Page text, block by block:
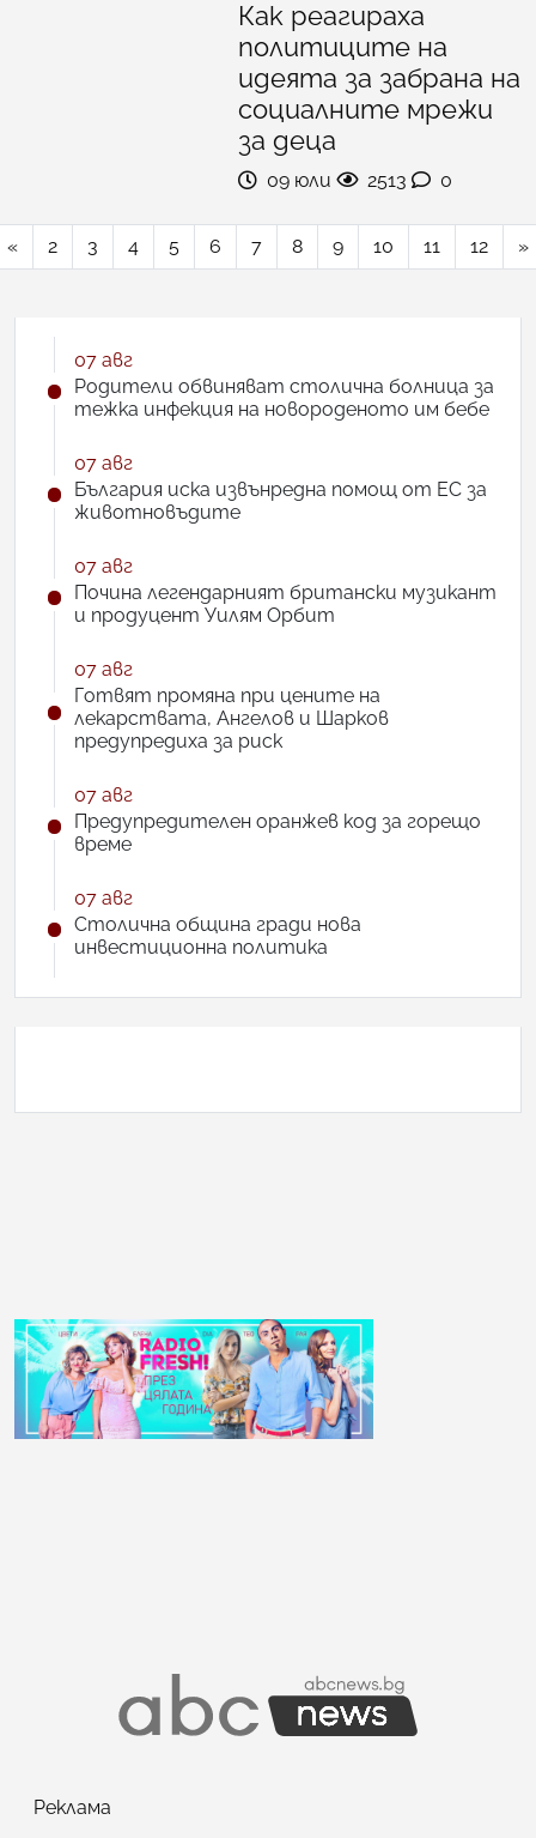
Как реагираха
политиците на
идеята за забрана на
социалните мрежи
за деца
09 юли 2513 0
« 2 3 4 5 6 7 8 9 10 11 12 »
07 авг
Родители обвиняват столична болница за
тежка инфекция на новороденото им бебе
07 авг
България иска извънредна помощ от ЕС за
животновъдите
07 авг
Почина легендарният британски музикант
и продуцент Уилям Орбит
07 авг
Готвят промяна при цените на
лекарствата, Ангелов и Шарков
предупредиха за риск
07 авг
Предупредителен оранжев код за горещо
време
07 авг
Столична община гради нова
инвестиционна политика
Реклама